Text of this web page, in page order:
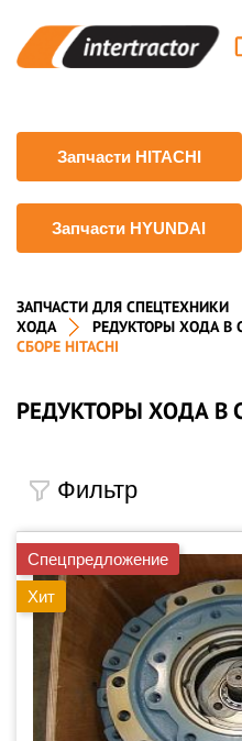
Запчасти HITACHI
Запчасти HYUNDAI
ЗАПЧАСТИ ДЛЯ СПЕЦТЕХНИКИ
ХОДА
РЕДУКТОРЫ ХОДА В
СБОРЕ HITACHI
РЕДУКТОРЫ ХОДА В
Фильтр
Спецпредложение
Хит